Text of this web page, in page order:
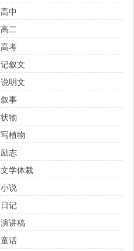
高中
高二
高考
记叙文
说明文
叙事
状物
写植物
励志
文学体裁
小说
日记
演讲稿
童话